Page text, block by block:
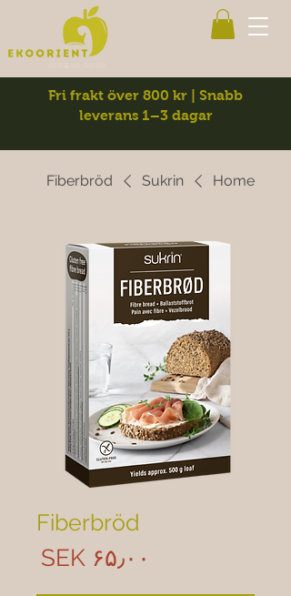
Fri frakt över 800 kr | Snabb
leverans 1–3 dagar
Home
Sukrin
Fiberbröd
Fiberbröd
‎SEK ۶۵٫۰۰